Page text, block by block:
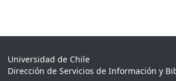
Universidad de Chile
Dirección de Servicios de Información y